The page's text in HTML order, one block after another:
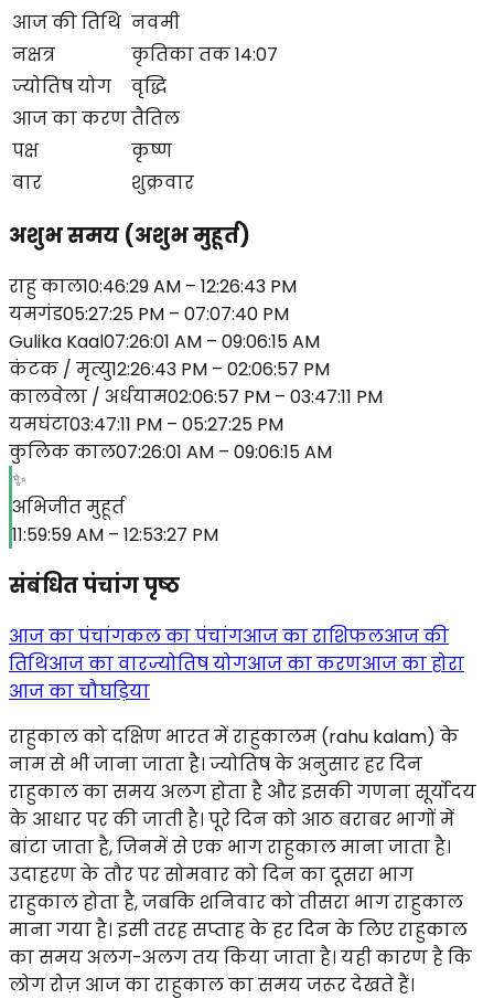
आज की तिथि नवमी
नक्षत्र
कृतिका तक 14:07
ज्योतिष योग
वृद्धि
आज का करणतैतिल
पक्ष
कृष्ण
वार
शुक्रवार
अशुभ समय (अशुभ मुहूर्त)
राहु काल10:46:29 AM – 12:26:43 PM
यमगंड05:27:25 PM – 07:07:40 PM
Gulika Kaal07:26:01 AM – 09:06:15 AM
कंटक / मृत्यु12:26:43 PM – 02:06:57 PM
कालवेला / अर्धयाम02:06:57 PM – 03:47:11 PM
यमघंटा03:47:11 PM – 05:27:25 PM
कुलिक काल07:26:01 AM – 09:06:15 AM
✨
अभिजीत मुहूर्त
11:59:59 AM – 12:53:27 PM
संबंधित पंचांग पृष्ठ
आज का पंचांगकल का पंचांगआज का राशिफलआज की
तिथिआज का वारज्योतिष योगआज का करणआज का होरा
आज का चौघड़िया
राहुकाल को दक्षिण भारत में राहुकालम (rahu kalam) के
नाम से भी जाना जाता है। ज्योतिष के अनुसार हर दिन
राहुकाल का समय अलग होता है और इसकी गणना सूर्योदय
के आधार पर की जाती है। पूरे दिन को आठ बराबर भागों में
बांटा जाता है, जिनमें से एक भाग राहुकाल माना जाता है।
उदाहरण के तौर पर सोमवार को दिन का दूसरा भाग
राहुकाल होता है, जबकि शनिवार को तीसरा भाग राहुकाल
माना गया है। इसी तरह सप्ताह के हर दिन के लिए राहुकाल
का समय अलग-अलग तय किया जाता है। यही कारण है कि
लोग रोज़ आज का राहुकाल का समय जरूर देखते हैं।